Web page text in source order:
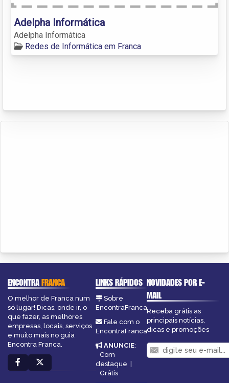
Adelpha Informática
Adelpha Informática
Redes de Informática em Franca
ENCONTRAFRANCA
O melhor de Franca num
só lugar! Dicas, onde ir, o
que fazer, as melhores
empresas, locais, serviços
e muito mais no guia
Encontra Franca.
LINKS RÁPIDOS
Sobre
EncontraFranca
Fale com o
EncontraFranca
ANUNCIE:
Com
destaque |
Grátis
NOVIDADES POR E-
MAIL
Receba grátis as
principais notícias,
dicas e promoções